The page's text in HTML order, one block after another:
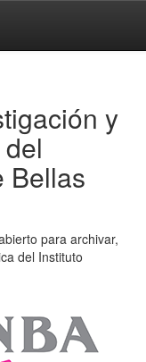
y
Bellas
para archivar,
del Instituto